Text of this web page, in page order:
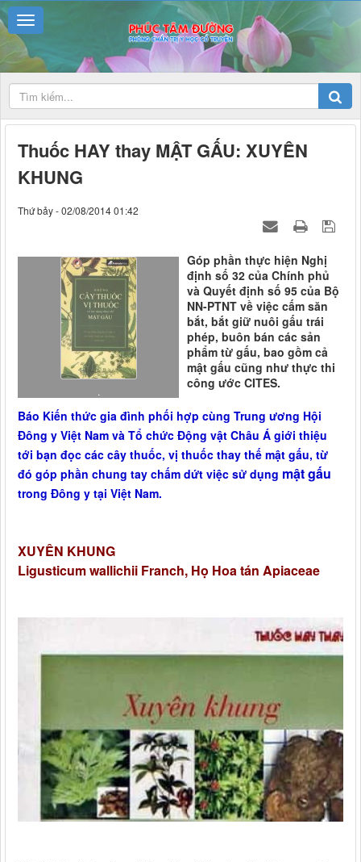
Thuốc HAY thay MẬT GẤU: XUYÊN
KHUNG
Thứ bảy - 02/08/2014 01:42
.
Góp phần thực hiện Nghị
định số 32 của Chính phủ
và Quyết định số 95 của Bộ
NN-PTNT về việc cấm săn
bắt, bắt giữ nuôi gấu trái
phép, buôn bán các sản
phẩm từ gấu, bao gồm cả
mật gấu cũng như thực thi
công ước CITES.
Báo Kiến thức gia đình phối hợp cùng Trung ương Hội
Đông y Việt Nam và Tổ chức Động vật Châu Á giới thiệu
tới bạn đọc các cây thuốc, vị thuốc thay thế mật gấu, từ
đó góp phần chung tay chấm dứt việc sử dụng mật gấu
trong Đông y tại Việt Nam.
XUYÊN KHUNG
Ligusticum wallichii Franch, Họ Hoa tán Apiaceae